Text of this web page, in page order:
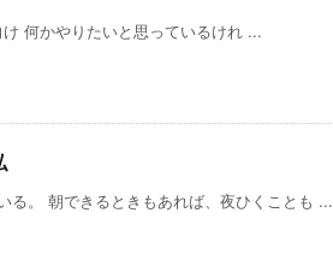
何かやりたいと思っているけれ ...
る。 朝できるときもあれば、夜ひくことも ...